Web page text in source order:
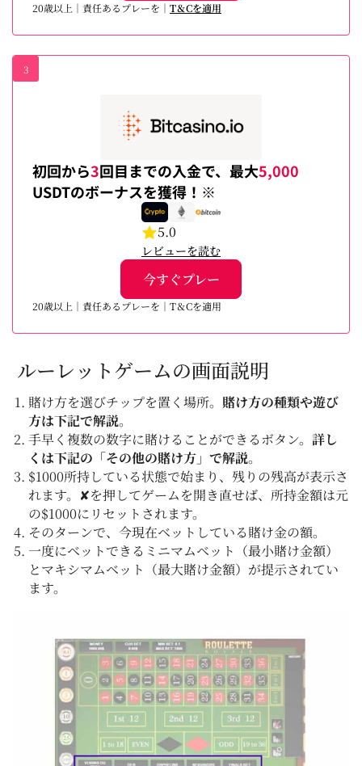
20歳以上｜責任あるプレーを｜ T＆Cを適用
3
初回から3回目までの入金で、最大5,000
USDTのボーナスを獲得！※
5.0
レビューを読む
今すぐプレー
20歳以上｜責任あるプレーを｜T＆Cを適用
ルーレットゲームの画面説明
賭け方を選びチップを置く場所。 賭け方の種類や遊び
方は下記で解説。
手早く複数の数字に賭けることができるボタン。 詳し
くは下記の「その他の賭け方」で解説。
$1000所持している状態で始まり、残りの残高が表示さ
れます。✘を押してゲームを開き直せば、所持金額は元
の$1000にリセットされます。
そのターンで、今現在ベットしている賭け金の額。
一度にベットできるミニマムベット（最小賭け金額）
とマキシマムベット（最大賭け金額）が提示されてい
ます。